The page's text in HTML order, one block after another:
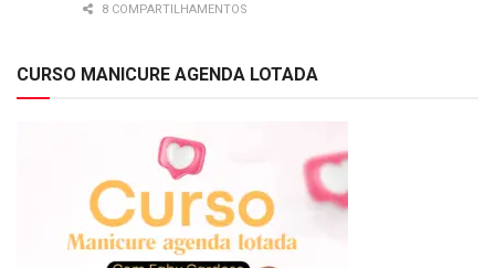
8 COMPARTILHAMENTOS
CURSO MANICURE AGENDA LOTADA